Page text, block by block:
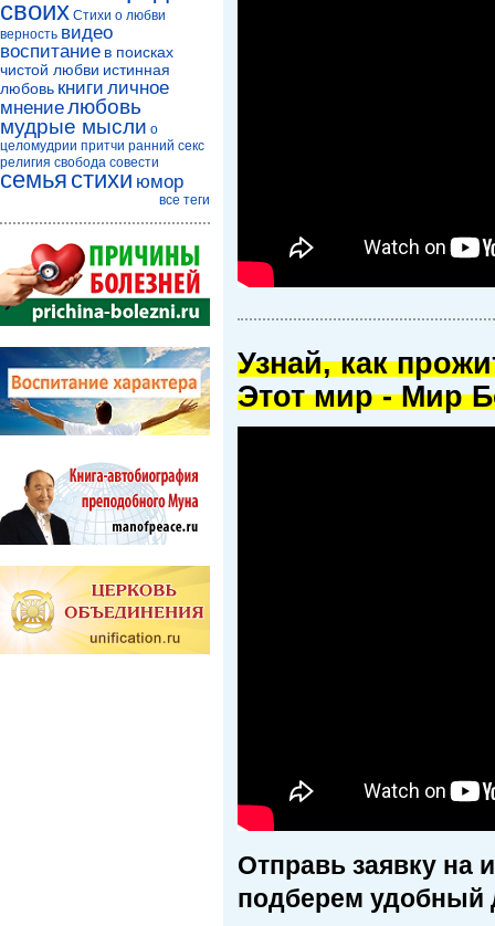
Узнай, как
Этот мир - Мир
Отправь заявку на
подберем удобный
своих Стихи о любви
верность видео
воспитание в поисках
чистой любви истинная
любовь книги личное
мнениелюбовь
мудрые мысли о
целомудрии притчи ранний секс
религия свобода совести
семья стихи юмор
все теги